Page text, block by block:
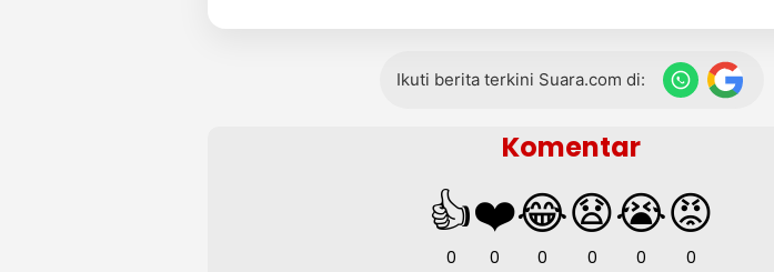
Ikuti berita terkini Suara.com di:
Komentar
👍
0
❤️
0
😂
0
😧
0
😭
0
😡
0